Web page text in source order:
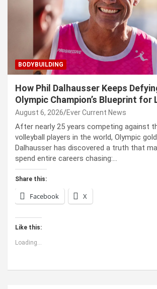
BODYBUILDING
How Phil Dalhausser Keeps
Olympic Champion’s Blueprint for
August 6, 2026 Ever Current News
After nearly 25 years competing against
volleyball players in the world, Olympic
Dalhausser has discovered a truth that
spend entire careers chasing:…
Share this:
Facebook X
Like this:
Loading...